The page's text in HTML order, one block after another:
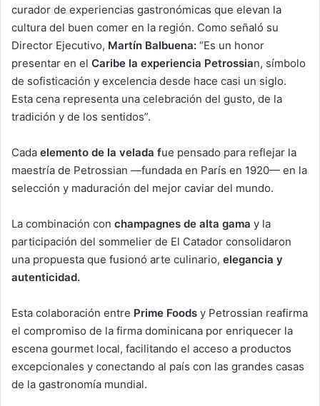
curador de experiencias gastronómicas que elevan la
cultura del buen comer en la región. Como señaló su
Director Ejecutivo, Martín Balbuena: “Es un honor
presentar en el Caribe la experiencia Petrossian, símbolo
de sofisticación y excelencia desde hace casi un siglo.
Esta cena representa una celebración del gusto, de la
tradición y de los sentidos”.
Cada elemento de la velada fue pensado para reflejar la
maestría de Petrossian —fundada en París en 1920— en la
selección y maduración del mejor caviar del mundo.
La combinación con champagnes de alta gama y la
participación del sommelier de El Catador consolidaron
una propuesta que fusionó arte culinario, elegancia y
autenticidad.
Esta colaboración entre Prime Foods y Petrossian reafirma
el compromiso de la firma dominicana por enriquecer la
escena gourmet local, facilitando el acceso a productos
excepcionales y conectando al país con las grandes casas
de la gastronomía mundial.